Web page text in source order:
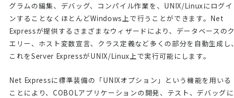
グラムの編集、デバッグ、コンパイル作業を、UNIX/Linuxにログイ
ンすることなくほとんどWindows上で行うことができます。Net
Expressが提供するさまざまなウィザードにより、データベースのク
エリー、ホスト変数宣言、クラス定義など多くの部分を自動生成し、
これをServer ExpressがUNIX/Linux上で実行可能にします。
Net Expressに標準装備の「UNIXオプション」という機能を用いる
ことにより、COBOLアプリケーションの開発、テスト、デバッグに